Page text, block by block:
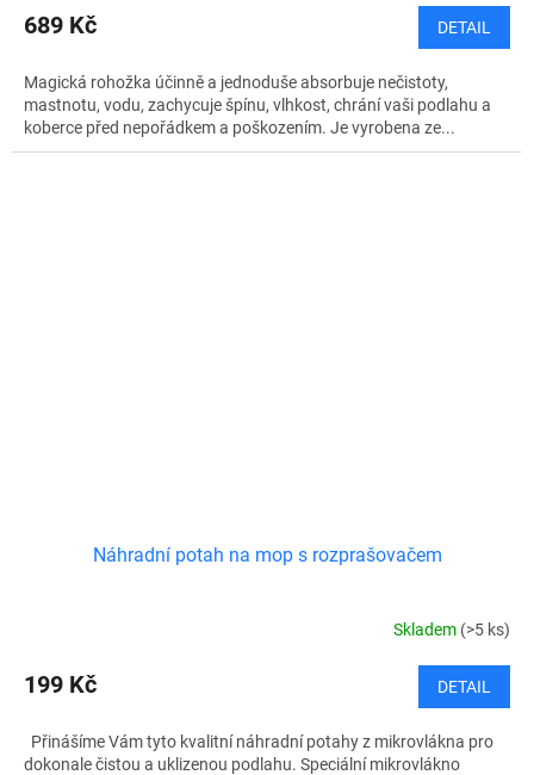
689 Kč DETAIL
Magická rohožka účinně a jednoduše absorbuje nečistoty,
mastnotu, vodu, zachycuje špínu, vlhkost, chrání vaši podlahu a
koberce před nepořádkem a poškozením. Je vyrobena ze...
Náhradní potah na mop s rozprašovačem
Skladem (>5 ks)
199 Kč DETAIL
Přinášíme Vám tyto kvalitní náhradní potahy z mikrovlákna pro
dokonale čistou a uklizenou podlahu. Speciální mikrovlákno